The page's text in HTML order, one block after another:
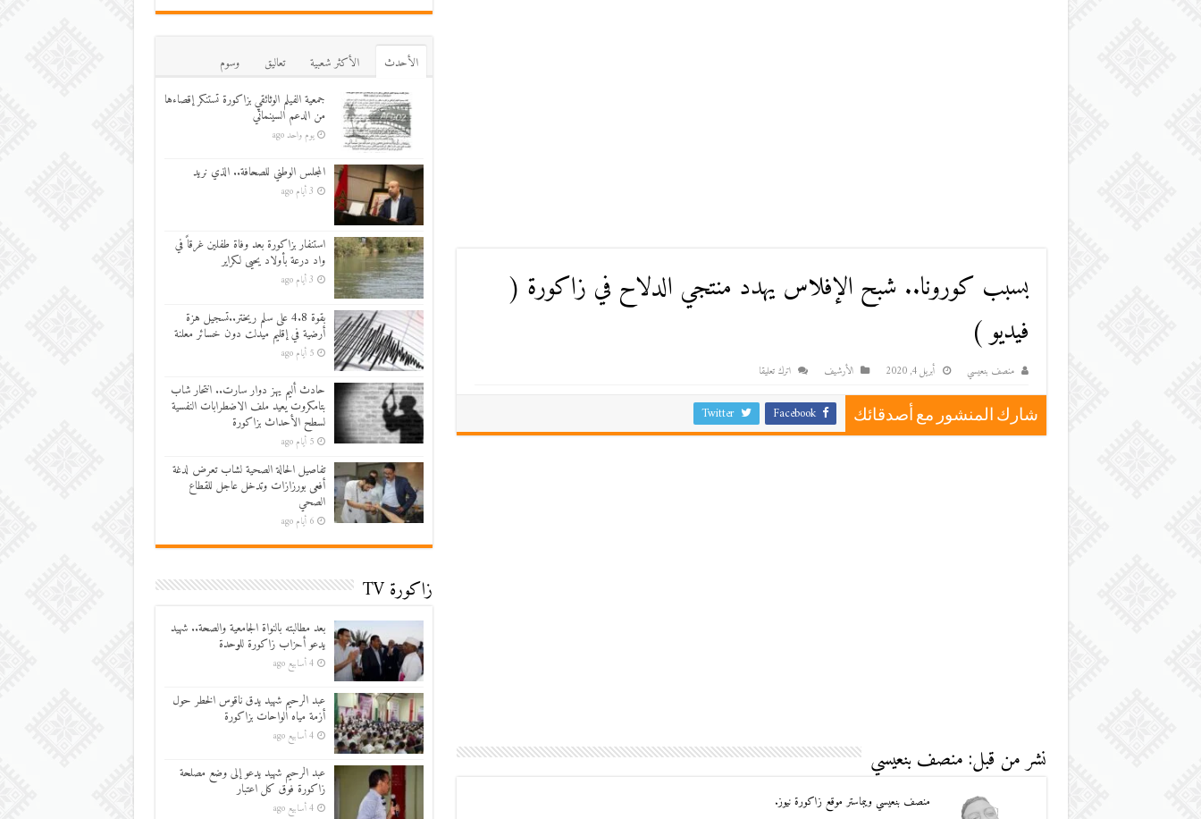
بسبب كورونا.. شبح الإفلاس يهدد منتجي الدلاح في زاكورة (
فيديو )
منصف بنعيسي أبريل 4, 2020 اﻷرشيف اترك تعليقا
شارك المنشور مع أصدقائك Facebook
Twitter
نشر من قبل: منصف بنعيسي
منصف بنعيسي ويبماستر موقع زاكورة نيوز.
اﻷحدث اﻷكثر شعبية تعاليق
وسوم
جمعية الفيلم الوثائقي بزاكورة تستنكر إقصاءها
من الدعم السينمائي
يوم واحد ago
المجلس الوطني للصحافة.. الذي نريد
3 أيام ago
استنفار بزاكورة بعد وفاة طفلين غرقاً في
واد درعة بأولاد يحيى لكراير
3 أيام ago
بقوة 4.8 على سلم ريختر..تسجيل هزة
أرضية في إقليم ميدلت دون خسائر معلنة
5 أيام ago
حادث أليم يهز دوار سارت.. انتحار شاب
بتامكروت يعيد ملف الاضطرابات النفسية
لسطح الأحداث بزاكورة
5 أيام ago
تفاصيل الحالة الصحية لشاب تعرض لدغة
أفعى بورزازات وتدخل عاجل للقطاع
الصحي
6 أيام ago
زاكورة TV
بعد مطالبته بالنواة الجامعية والصحة.. شهيد
يدعو أحزاب زاكورة للوحدة
4 أسابيع ago
عبد الرحيم شهيد يدق ناقوس الخطر حول
أزمة مياه الواحات بزاكورة
4 أسابيع ago
عبد الرحيم شهيد يدعو إلى وضع مصلحة
زاكورة فوق كل اعتبار
4 أسابيع ago